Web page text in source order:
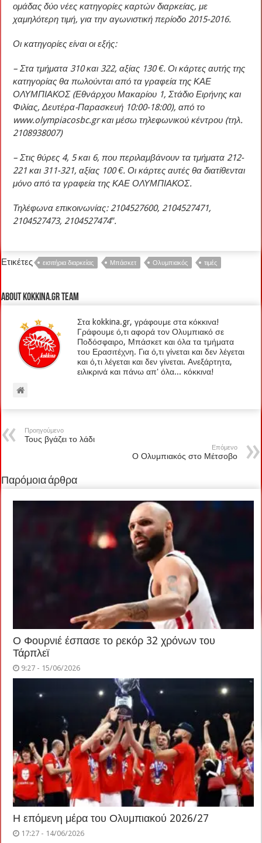
ομάδας δύο νέες κατηγορίες καρτών διαρκείας, με
χαμηλότερη τιμή, για την αγωνιστική περίοδο 2015-2016.
Οι κατηγορίες είναι οι εξής:
– Στα τμήματα 310 και 322, αξίας 130 €. Οι κάρτες αυτής της
κατηγορίας θα πωλούνται από τα γραφεία της ΚΑΕ
ΟΛΥΜΠΙΑΚΟΣ (Εθνάρχου Μακαρίου 1, Στάδιο Ειρήνης και
Φιλίας, Δευτέρα-Παρασκευή 10:00-18:00), από το
www.olympiacosbc.gr και μέσω τηλεφωνικού κέντρου (τηλ.
2108938007)
– Στις θύρες 4, 5 και 6, που περιλαμβάνουν τα τμήματα 212-
221 και 311-321, αξίας 100 €. Οι κάρτες αυτές θα διατίθενται
μόνο από τα γραφεία της ΚΑΕ ΟΛΥΜΠΙΑΚΟΣ.
Τηλέφωνα επικοινωνίας: 2104527600, 2104527471,
2104527473, 2104527474″.
Ετικέτες εισιτήρια διαρκείας Μπάσκετ Ολυμπιακός τιμές
About kokkina.gr TEAM
Στα kokkina.gr, γράφουμε στα κόκκινα!
Γράφουμε ό,τι αφορά τον Ολυμπιακό σε
Ποδόσφαιρο, Μπάσκετ και όλα τα τμήματα
του Ερασιτέχνη. Για ό,τι γίνεται και δεν λέγεται
και ό,τι λέγεται και δεν γίνεται. Ανεξάρτητα,
ειλικρινά και πάνω απ' όλα... κόκκινα!
Προηγούμενο
Τους βγάζει το λάδι
Επόμενο
Ο Ολυμπιακός στο Μέτσοβο
Παρόμοια άρθρα
Ο Φουρνιέ έσπασε το ρεκόρ 32 χρόνων του
Τάρπλεϊ
9:27 - 15/06/2026
Η επόμενη μέρα του Ολυμπιακού 2026/27
17:27 - 14/06/2026